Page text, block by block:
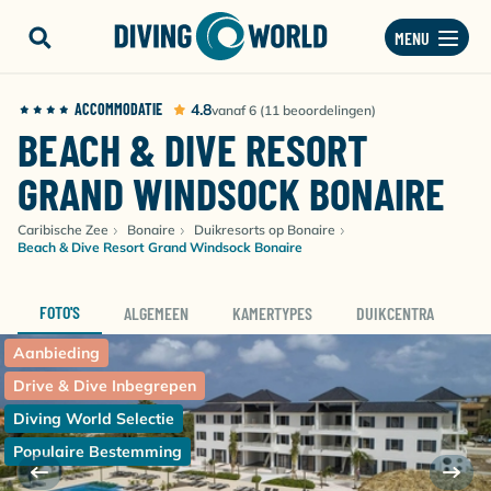
MENU
ACCOMMODATIE 4.8vanaf 6 (11 beoordelingen)
BEACH & DIVE RESORT
GRAND WINDSOCK BONAIRE
Caribische Zee Bonaire
Duikresorts op Bonaire
Beach & Dive Resort Grand Windsock Bonaire
FOTO'S ALGEMEEN KAMERTYPES DUIKCENTRA
Aanbieding
Drive & Dive Inbegrepen
Diving World Selectie
Populaire Bestemming